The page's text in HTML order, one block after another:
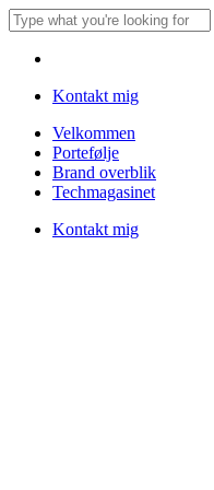
Skip
to
main
Search
Kontakt mig
Menu
Velkommen
Portefølje
Brand overblik
Techmagasinet
Kontakt mig